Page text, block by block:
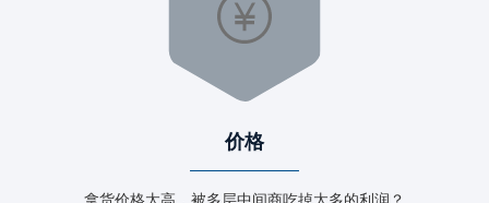
价格
拿货价格太高，被多层中间商吃掉太多的利润？